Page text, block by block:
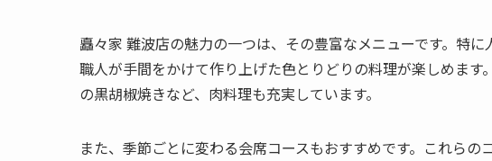
矗々家 難波店の魅力の一つは、その豊富なメニューです。特
職人が手間をかけて作り上げた色とりどりの料理が楽しめま
の黒胡椒焼きなど、肉料理も充実しています。
また、季節ごとに変わる会席コースもおすすめです。これら